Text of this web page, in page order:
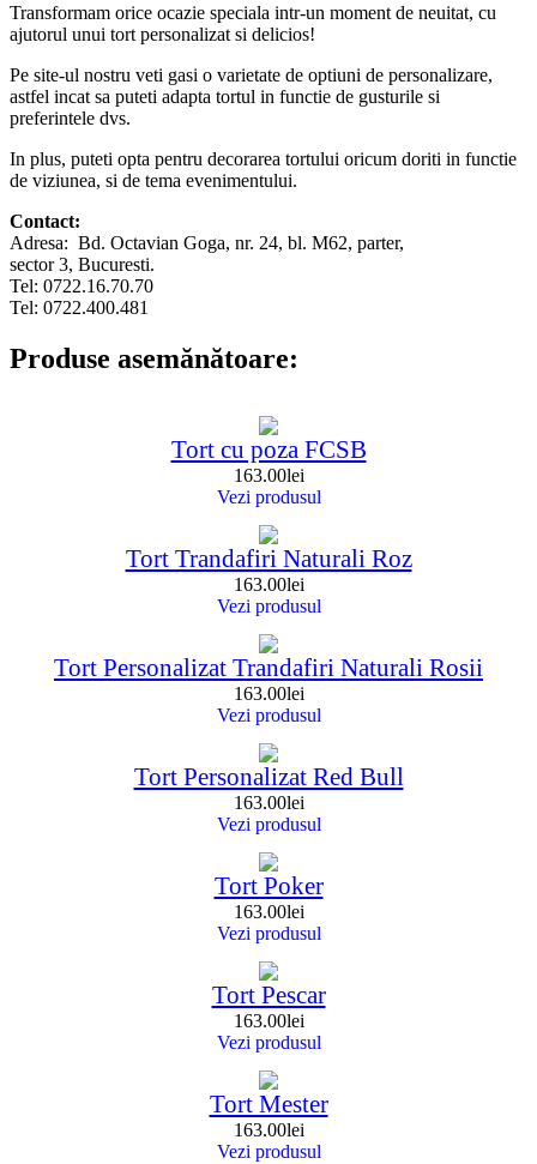
Transformam orice ocazie speciala intr-un moment de neuitat, cu
ajutorul unui tort personalizat si delicios!
Pe site-ul nostru veti gasi o varietate de optiuni de personalizare,
astfel incat sa puteti adapta tortul in functie de gusturile si
preferintele dvs.
In plus, puteti opta pentru decorarea tortului oricum doriti in functie
de viziunea, si de tema evenimentului.
Contact:
Adresa: Bd. Octavian Goga, nr. 24, bl. M62, parter,
sector 3, Bucuresti.
Tel: 0722.16.70.70
Tel: 0722.400.481
Produse asemănătoare:
Tort cu poza FCSB
163.00lei
Vezi produsul
Tort Trandafiri Naturali Roz
163.00lei
Vezi produsul
Tort Personalizat Trandafiri Naturali Rosii
163.00lei
Vezi produsul
Tort Personalizat Red Bull
163.00lei
Vezi produsul
Tort Poker
163.00lei
Vezi produsul
Tort Pescar
163.00lei
Vezi produsul
Tort Mester
163.00lei
Vezi produsul